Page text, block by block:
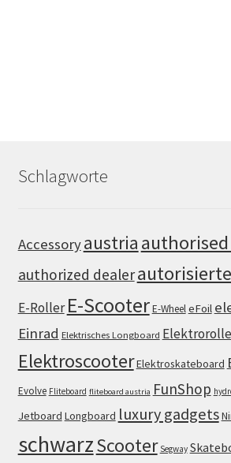
Schlagworte
Accessoryaustria
authorized dealer
E-Roller E-ScooterE-WheeleFoil
Einrad Elektrisches Longboard
ElektroscooterElektroskateboard
Evolve Fliteboard fliteboard austria FunShop
Jetboard Longboard luxury gadgets
schwarzScooter Segway